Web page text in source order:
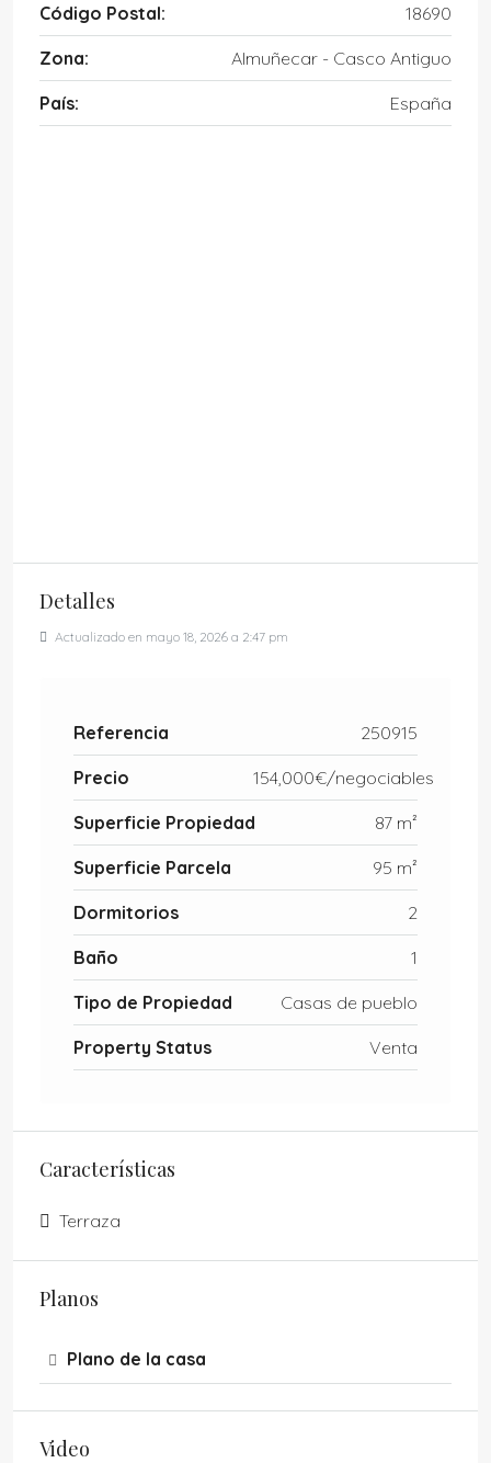
Código Postal: 18690
Zona: Almuñecar - Casco Antiguo
País: España
Detalles
Actualizado en mayo 18, 2026 a 2:47 pm
Referencia 250915
Precio 154,000€/negociables
Superficie Propiedad 87 m²
Superficie Parcela 95 m²
Dormitorios 2
Baño 1
Tipo de Propiedad Casas de pueblo
Property Status Venta
Características
Terraza
Planos
Plano de la casa
Video